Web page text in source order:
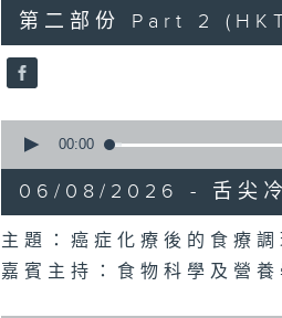
55
minutes,
9
seconds
90%
第二部份 Part 2
seconds
14
minutes,
29
secondsVolume
90%
00:00
06/08/2026 - 舌尖冷
主題：癌症化療後的食療調
嘉賓主持：食物科學及營